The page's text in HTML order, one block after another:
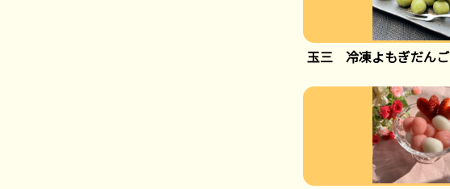
玉三 冷凍よもぎだんご